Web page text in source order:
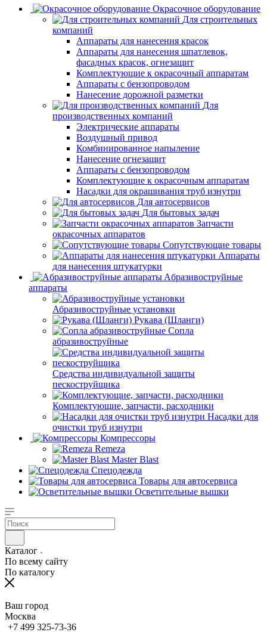
Окрасочное оборудование
Для строительных
компаний
Аппараты для нанесения красок
Аппараты для нанесения шпатлевок,
фасадных красок, огнезащит
Комплектующие к окрасочный аппаратам
Аппараты с бензопроводом
Нанесение дорожной разметки
Для
производственных компаний
Электрические аппараты
Воздушный привод
Комбинированное напыление
Нанесение огнезащит
Аппараты с бензопроводом
Комплектующие к окрасочным аппаратам
Насадки для окрашивания труб изнутри
Для автосервисов
Для бытовых задач
Запчасти
окрасочных аппаратов
Сопутствующие товары
Аппараты
для нанесения штукатурки
Aбразивоструйные
аппараты
Абразивоструйные установки
Рукава (Шланги)
Сопла
абразивоструйные
Средства индивидуальной защиты
пескоструйщика
Комплектующие, запчасти, расходники
Насадки для
очистки труб изнутри
Компрессоры
Remeza
Master Blast
Спецодежда
Товары для автосервиса
Осветительные вышки
Каталог
По всему сайту
По каталогу
Ваш город
Москва
+7 499 325-73-36